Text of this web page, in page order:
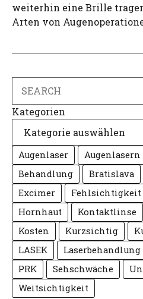
weiterhin eine Brille
Arten von
Kategorien
Augenlaser Augenlasern
Behandlung
Bratislava
Excimer
Fehlsichtigkeit
Hornhaut
Kontaktlinse
Kosten
Kurzsichtig
LASEK
Laserbehandlung
PRK
Sehschwäche
Weitsichtigkeit